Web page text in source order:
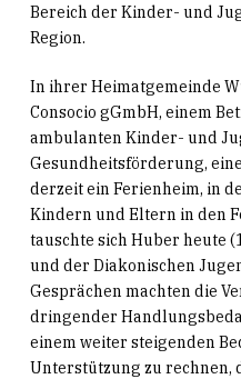
Bereich der Kinder- und
Region.
In ihrer Heimatgemeinde
Consocio gGmbH, einem
ambulanten Kinder- und
Gesundheitsförderung,
derzeit ein Ferienheim, in
Kindern und Eltern in den
tauschte sich Huber heute
und der Diakonischen
Gesprächen machten die
dringender
einem weiter steigenden
Unterstützung zu rechnen,